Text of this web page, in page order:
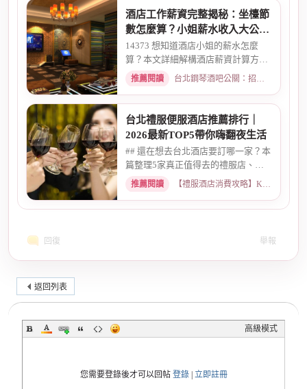
酒店工作薪資完整揭秘：坐檯節
數怎麼算？小姐薪水收入大公開
｜2026最新
14373 想知道酒店小姐的薪水怎麼
算？本文詳細解構酒店薪資計算方
式，從「坐檯節數」的基本概念、...
推薦閱讀 台北鋼琴酒吧公關：招募條件與工作環境介紹 · 2026-03-09
台北禮服便服酒店推薦排行｜
2026最新TOP5帶你嗨翻夜生活
## 還在想去台北酒店要訂哪一家？本
篇整理5家真正值得去的禮服店、便
服店，從氣氛、小姐素質、消...
推薦閱讀 【禮服酒店消費攻略】KTV喝酒娛樂、價格試算 · 2026-05-08
回復 舉報
返回列表
高級模式
您需要登錄後才可以回帖 登錄| 立即註冊